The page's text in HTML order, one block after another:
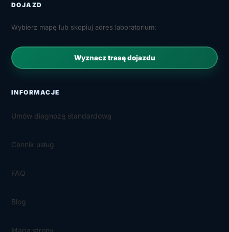
DOJAZD
Wybierz mapę lub skopiuj adres laboratorium:
Wyznacz trasę dojazdu
INFORMACJE
Umów diagnozę standardową
Cennik usług
FAQ
Blog